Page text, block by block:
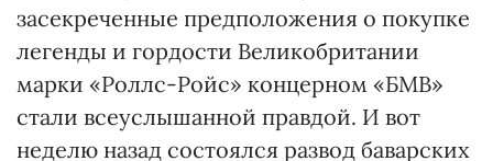
засекреченные предположения о покупке
легенды и гордости Великобритании
марки «Роллс-Ройс» концерном «БМВ»
стали всеуслышанной правдой. И вот
неделю назад состоялся развод баварских